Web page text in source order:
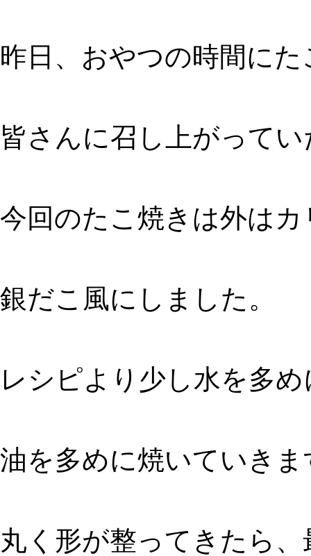
昨日、おやつの時間に
皆さんに召し上がって
今回のたこ焼きは外は
銀だこ風にしました。
レシピより少し水を多
油を多めに焼いていきま
丸く形が整ってきたら